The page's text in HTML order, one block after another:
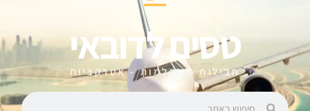
טסים לדובאי
חבילות משתלמות - אטרקציות